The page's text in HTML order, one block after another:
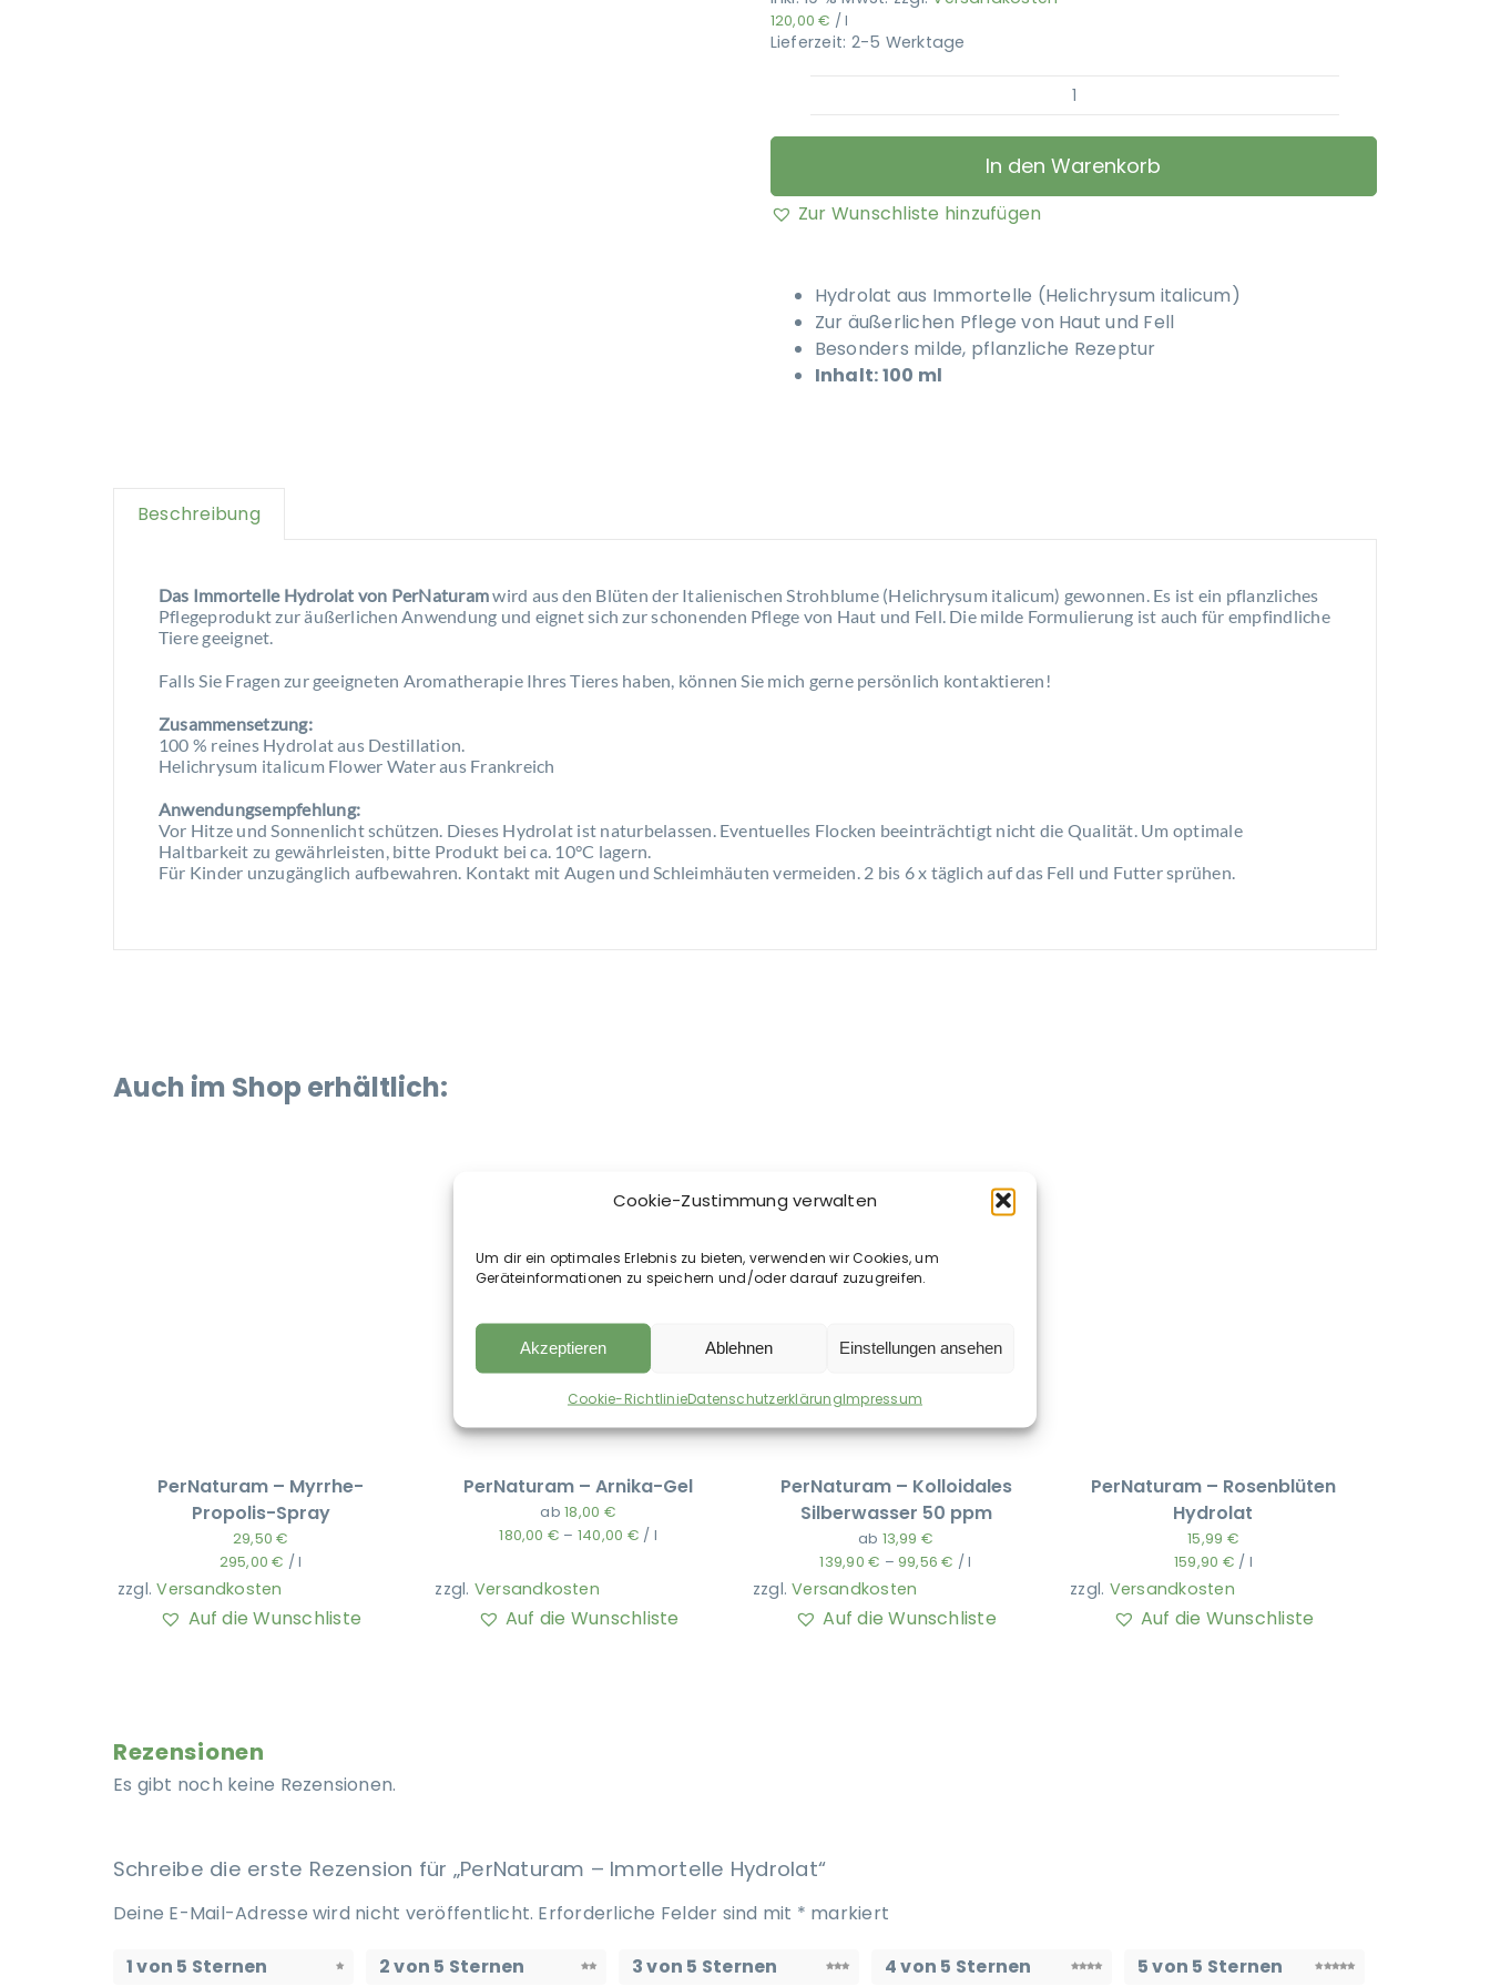
Cookie-Zustimmung verwalten
Um dir ein optimales Erlebnis zu bieten, verwenden wir Cookies, um
Geräteinformationen zu speichern und/oder darauf zuzugreifen.
Akzeptieren Ablehnen Einstellungen ansehen
Cookie-RichtlinieDatenschutzerklärungImpressum
120,00€ /l
Lieferzeit: 2-5 Werktage
PerNaturam
-
Immortelle
In den Warenkorb
Zur Wunschliste hinzufügen
Hydrolat aus Immortelle (Helichrysum italicum)
Zur äußerlichen Pflege von Haut und Fell
Besonders milde, pflanzliche Rezeptur
Inhalt: 100 ml
Beschreibung
Das Immortelle Hydrolat von PerNaturamwird aus den Blüten der Italienischen Strohblume (Helichrysum italicum) gewonnen. Es ist ein pflanzliches
Pflegeprodukt zur äußerlichen Anwendung und eignet sich zur schonenden Pflege von Haut und Fell. Die milde Formulierung ist auch für empfindliche
Tiere geeignet.
Falls Sie Fragen zur geeigneten Aromatherapie Ihres Tieres haben, können Sie mich gerne persönlich kontaktieren!
Zusammensetzung:
100 % reines Hydrolat aus Destillation.
Helichrysum italicum Flower Water aus Frankreich
Anwendungsempfehlung:
Vor Hitze und Sonnenlicht schützen. Dieses Hydrolat ist naturbelassen. Eventuelles Flocken beeinträchtigt nicht die Qualität. Um optimale
Haltbarkeit zu gewährleisten, bitte Produkt bei ca. 10°C lagern.
Für Kinder unzugänglich aufbewahren. Kontakt mit Augen und Schleimhäuten vermeiden. 2 bis 6 x täglich auf das Fell und Futter sprühen.
Auch im Shop erhältlich:
PerNaturam – Myrrhe-
Propolis-Spray
29,50€
295,00€ /l
zzgl.Versandkosten
Auf die Wunschliste
PerNaturam – Arnika-Gel
ab18,00 €
180,00 € – 140,00 € / l
zzgl. Versandkosten
Auf die Wunschliste
PerNaturam – Kolloidales
Silberwasser 50 ppm
ab 13,99 €
139,90€ – 99,56€ /l
zzgl.Versandkosten
Auf die Wunschliste
PerNaturam – Rosenblüten
Hydrolat
15,99 €
159,90 € / l
zzgl. Versandkosten
Auf die Wunschliste
Rezensionen
Es gibt noch keine Rezensionen.
Schreibe die erste Rezension für „PerNaturam – Immortelle Hydrolat“
Deine E-Mail-Adresse wird nicht veröffentlicht. Erforderliche Felder sind mit * markiert
1 von 5 Sternen 2 von 5 Sternen 3 von 5 Sternen 4 von 5 Sternen 5 von 5 Sternen